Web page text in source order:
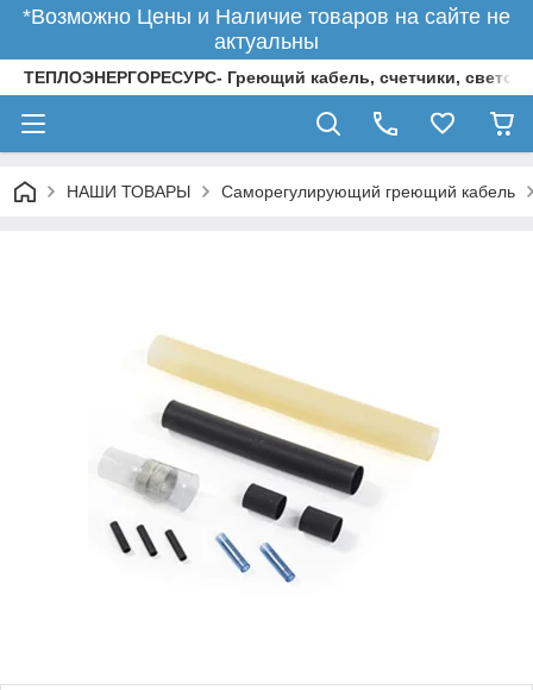
*Возможно Цены и Наличие товаров на сайте не
актуальны
ТЕПЛОЭНЕРГОРЕСУРС- Греющий кабель, счетчики,
НАШИ ТОВАРЫ Саморегулирующий греющий кабель